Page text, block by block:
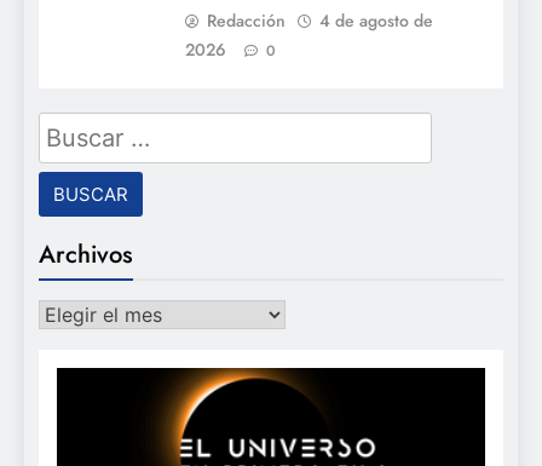
Redacción
4 de agosto de
2026
0
Buscar:
Archivos
Archivos